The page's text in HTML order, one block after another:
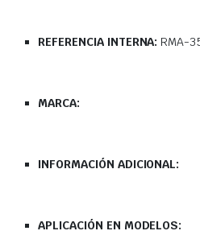
REFERENCIA INTERNA: RMA-
MARCA:
INFORMACIÓN ADICIONAL:
APLICACIÓN EN MODELOS: